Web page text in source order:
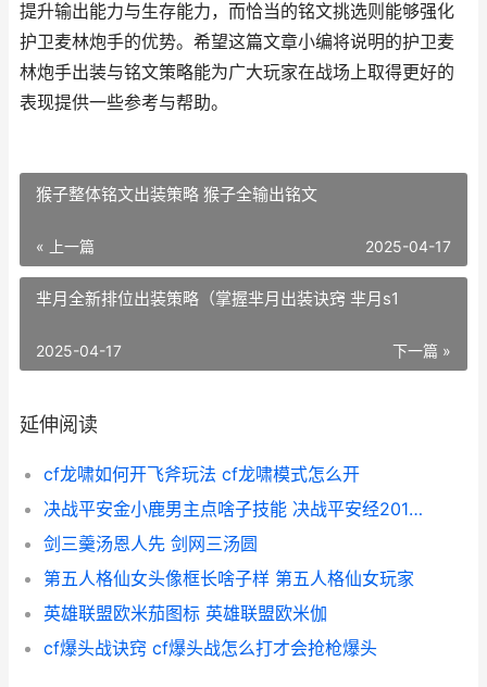
提升输出能力与生存能力，而恰当的铭文挑选则能够强化
护卫麦林炮手的优势。希望这篇文章小编将说明的护卫麦
林炮手出装与铭文策略能为广大玩家在战场上取得更好的
表现提供一些参考与帮助。
猴子整体铭文出装策略 猴子全输出铭文
« 上一篇 2025-04-17
芈月全新排位出装策略（掌握芈月出装诀窍 芈月s1
下一篇 »
2025-04-17
延伸阅读
cf龙啸如何开飞斧玩法 cf龙啸模式怎么开
决战平安金小鹿男主点啥子技能 决战平安经20121年选择的皮肤是什么
剑三羹汤恩人先 剑网三汤圆
第五人格仙女头像框长啥子样 第五人格仙女玩家
英雄联盟欧米茄图标 英雄联盟欧米伽
cf爆头战诀窍 cf爆头战怎么打才会抢枪爆头